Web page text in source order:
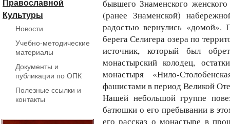
Православной
Культуры
Новости
Учебно-методические
материалы
Документы и
публикации по ОПК
Полезные ссылки и
контакты
бывшего Знаменского
(ранее Знаменской)
радостью вернулись «домой».
берега Селигера озера по
источник, который был
монастырский колодец,
монастыря «Нило-
фашистами в период Великой
Нашей небольшой группе
батюшки о его пребывании в
его рассказ о монастыре в